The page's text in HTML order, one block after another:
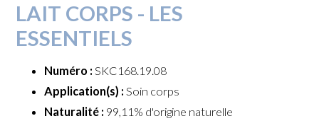
LAIT CORPS - LES
ESSENTIELS
Numéro : SKC168.19.08
Application(s) : Soin corps
Naturalité : 99,11% d'origine naturelle